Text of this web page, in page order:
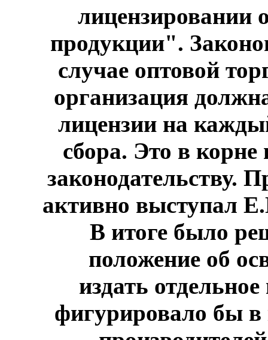
лицензировании
продукции".
случае оптовой
организация
лицензии на
сбора. Это в
законодательству.
активно выступал
В итоге было
положение об
издать
фигурировало бы в